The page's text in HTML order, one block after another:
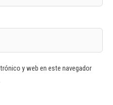
y web en este navegador